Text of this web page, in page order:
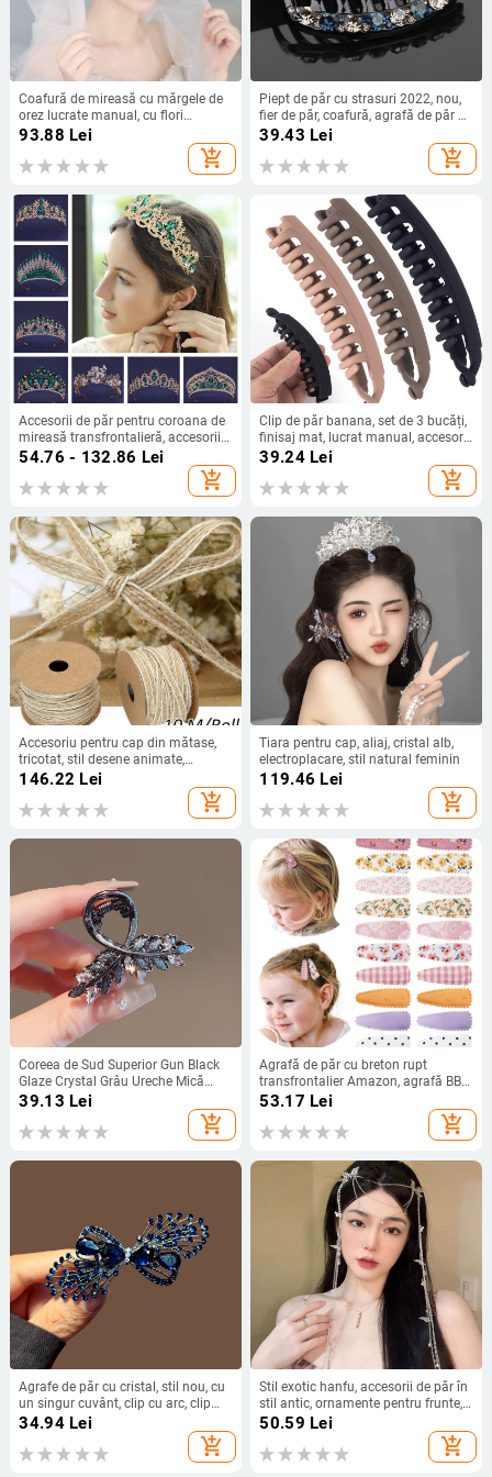
Coafură de mireasă cu mărgele de
orez lucrate manual, cu flori
răsucite, accesorii de păr pentru
93.88 Lei
add_shopping_cart
Piept de păr cu strasuri 2022, nou,
fier de păr, coafură, agrafă de păr pe
spatele capului, lumină, breton de
lux, pieptene de păr, accesorii de păr,
card pentru copii
39.43 Lei
add_shopping_cart
Accesorii de păr pentru coroana de
mireasă transfrontalieră, accesorii
de păr pentru cină de nuntă
europeană și americană, stil baroc
cu stras, coroană, accesorii de păr
54.76 - 132.86 Lei
add_shopping_cart
Clip de păr banana, set de 3 bucăți,
finisaj mat, lucrat manual, accesorii
pentru cap pentru femei, stil
39.24Lei
add_shopping_cart
Accesoriu pentru cap din mătase,
tricotat, stil desene animate,
prospețime dulce
146.22 Lei
add_shopping_cart
Tiara pentru cap, aliaj, cristal alb,
electroplacare, stil natural feminin
119.46 Lei
add_shopping_cart
Coreea de Sud Superior Gun Black
Glaze Crystal Grâu Ureche Mică
Clemă de Prindere pentru Femei
Rafinat Cap Jumătate Leg Hair
Grab Clip Less
39.13 Lei
add_shopping_cart
Agrafă de păr cu breton rupt
transfrontalier Amazon, agrafă BB
drăguță pentru copii, nu rănește
părul, agrafă laterală din material
de înaltă calitate, en-gros
53.17 Lei
add_shopping_cart
Agrafe de păr cu cristal, stil nou, cu
un singur cuvânt, clip cu arc, clip
pentru spate, cap pe jumătate legat,
disc, agrafe de păr, agrafe de păr
orizontale, accesorii de păr
34.94Lei
add_shopping_cart
Stil exotic hanfu, accesorii de păr în
stil antic, ornamente pentru frunte,
pandantiv pentru sprâncene, lanț
pentru frunte, Hanfu, fluture, floare,
agrafă de păr, ornamente pentru
50.59 Lei
add_shopping_cart